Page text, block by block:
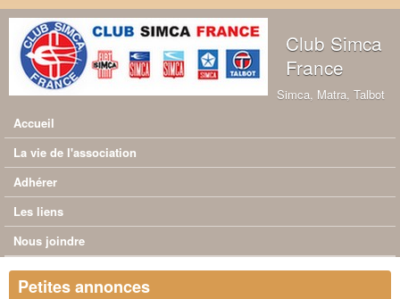
Aller au contenu principal
Club Simca
France
Simca, Matra, Talbot
Menu principal
Accueil
La vie de l'association
Adhérer
Les liens
Nous joindre
Petites annonces